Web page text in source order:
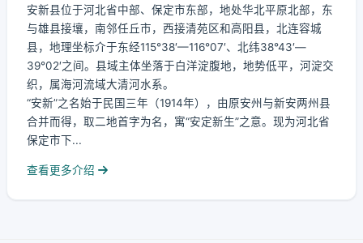
安新县位于河北省中部、保定市东部，地处华北平原北部，东
与雄县接壤，南邻任丘市，西接清苑区和高阳县，北连容城
县，地理坐标介于东经115°38′—116°07′、北纬38°43′—
39°02′之间。县域主体坐落于白洋淀腹地，地势低平，河淀交
织，属海河流域大清河水系。
“安新”之名始于民国三年（1914年），由原安州与新安两州县
合并而得，取二地首字为名，寓“安定新生”之意。现为河北省
保定市下...
查看更多介绍